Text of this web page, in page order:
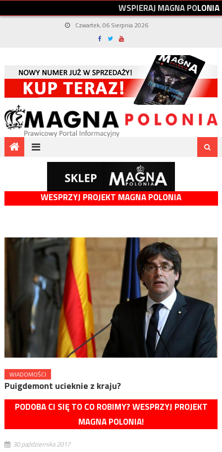
WSPIERAJMAGNAPOLONIA
Czwartek, 06 Sierpnia 2026
WESPRZYJ PROJEKT MAGNA POLONIA
WIADOMOŚCI
Puigdemont ucieknie z kraju?
PODOBA CI SIĘ TO CO ROBIMY? WESPRZYJ PROJEKT
MAGNA POLONIA!
30 października 2017